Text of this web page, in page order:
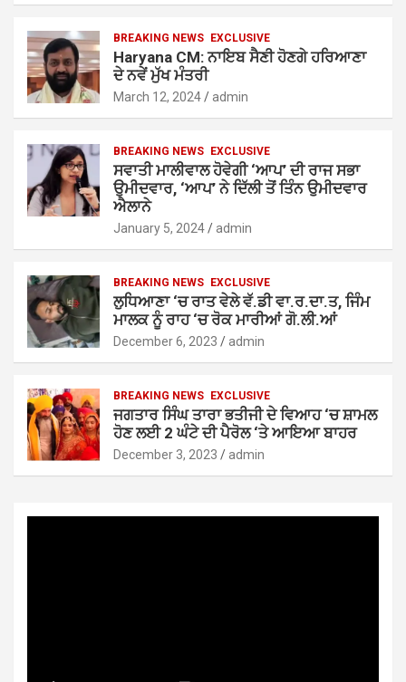
BREAKING NEWS EXCLUSIVE
Haryana CM: ਨਾਇਬ ਸੈਣੀ ਹੋਣਗੇ ਹਰਿਆਣਾ
ਦੇ ਨਵੇਂ ਮੁੱਖ ਮੰਤਰੀ
March 12, 2024 admin
BREAKING NEWS EXCLUSIVE
ਸਵਾਤੀ ਮਾਲੀਵਾਲ ਹੋਵੇਗੀ ‘ਆਪ’ ਦੀ ਰਾਜ ਸਭਾ
ਉਮੀਦਵਾਰ, ‘ਆਪ’ ਨੇ ਦਿੱਲੀ ਤੋਂ ਤਿੰਨ ਉਮੀਦਵਾਰ
ਐਲਾਨੇ
January 5, 2024 admin
BREAKING NEWS EXCLUSIVE
ਲੁਧਿਆਣਾ ‘ਚ ਰਾਤ ਵੇਲੇ ਵੱ.ਡੀ ਵਾ.ਰ.ਦਾ.ਤ, ਜਿੰਮ
ਮਾਲਕ ਨੂੰ ਰਾਹ ‘ਚ ਰੋਕ ਮਾਰੀਆਂ ਗੋ.ਲੀ.ਆਂ
December 6, 2023 admin
BREAKING NEWS EXCLUSIVE
ਜਗਤਾਰ ਸਿੰਘ ਤਾਰਾ ਭਤੀਜੀ ਦੇ ਵਿਆਹ ‘ਚ ਸ਼ਾਮਲ
ਹੋਣ ਲਈ 2 ਘੰਟੇ ਦੀ ਪੈਰੋਲ ‘ਤੇ ਆਇਆ ਬਾਹਰ
December 3, 2023 admin